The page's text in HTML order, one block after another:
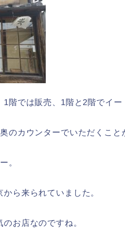
階では販売、1階と2階でイー
のカウンターでいただくこと
。
ら来られていました。
お店なのですね。